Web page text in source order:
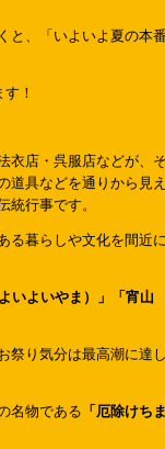
と、「いよいよ夏の本
！
衣店・呉服店などが、
道具などを通りから見
統行事です。
る暮らしや文化を間近
いよいやま）」「宵山
祭り気分は最高潮に達
名物である 「厄除けち